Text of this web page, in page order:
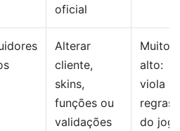
oficial
Alterar
cliente,
skins,
funções ou
validações
Muito
alto:
viola
regras
do